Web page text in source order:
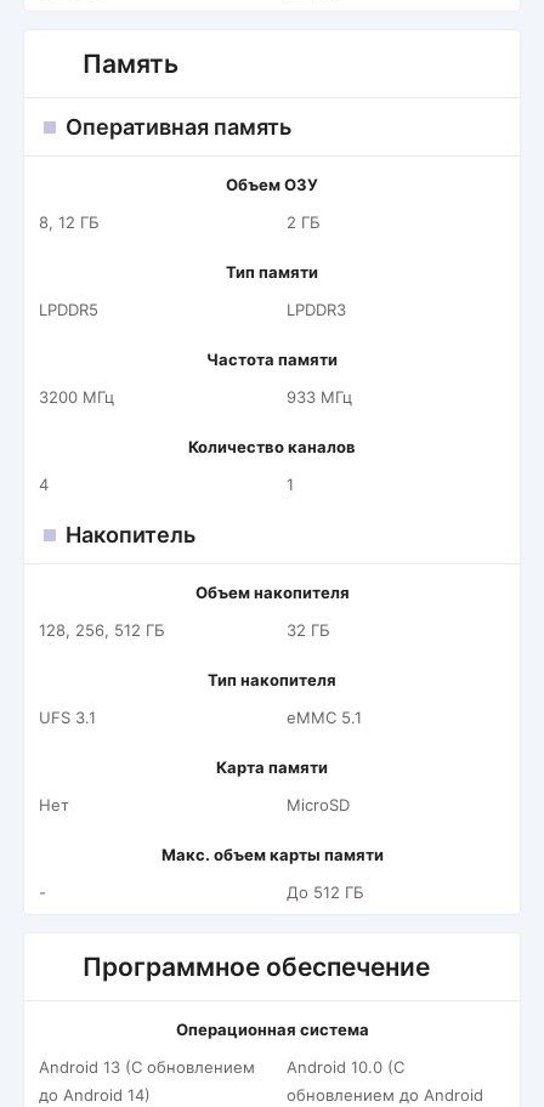
Память
Оперативная память
Объем ОЗУ
8, 12 ГБ
2 ГБ
Тип памяти
LPDDR5
LPDDR3
Частота памяти
3200 МГц
933 МГц
Количество каналов
4
1
Накопитель
Объем накопителя
128, 256, 512 ГБ
32 ГБ
Тип накопителя
UFS 3.1
eMMC 5.1
Карта памяти
Нет
MicroSD
Макс. объем карты памяти
-
До 512 ГБ
Программное обеспечение
Операционная система
Android 13 (С обновлением
до Android 14)
Android 10.0 (С
обновлением до Android